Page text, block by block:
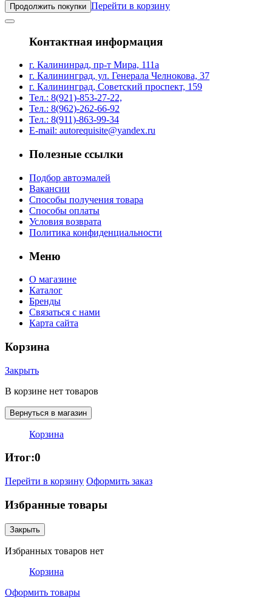
Продолжить покупки Перейти в корзину
Контактная информация
г. Калининрад, пр-т Мира, 111а
г. Калининград, ул. Генерала Челнокова, 37
г. Калининград, Советский проспект, 159
Тел.: 8(921)-853-27-22,
Тел.: 8(962)-262-66-92
Тел.: 8(911)-863-99-34
E-mail: autorequisite@yandex.ru
Полезные ссылки
Подбор автоэмалей
Вакансии
Способы получения товара
Способы оплаты
Условия возврата
Политика конфиденциальности
Меню
О магазине
Каталог
Бренды
Связаться с нами
Карта сайта
Корзина
Закрыть
В корзине нет товаров
Вернуться в магазин
Корзина
Итог:0
Перейти в корзину Оформить заказ
Избранные товары
Закрыть
Избранных товаров нет
Корзина
Оформить товары